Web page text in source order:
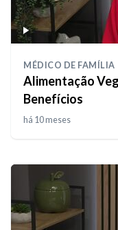
MÉDICO DE FAMÍLIA
Alimentação
Benefícios
há 10 meses